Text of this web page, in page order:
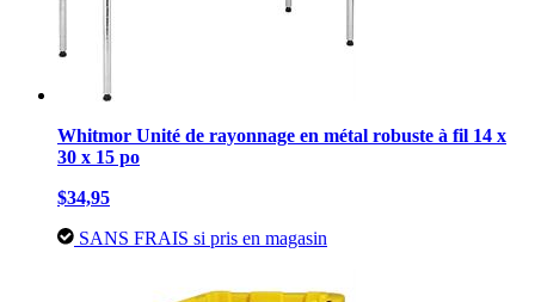
Whitmor Unité de rayonnage en métal robuste à fil 14 x
30 x 15 po
$34,95
SANS FRAIS si pris en magasin